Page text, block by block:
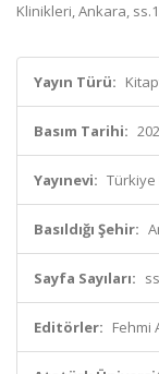
Klinikleri, Ankara,
Yayın Türü:
Basım Tarihi:
Yayınevi: Türkiye
Basıldığı Şehir:
Sayfa Sayıları:
Editörler: Fehmi